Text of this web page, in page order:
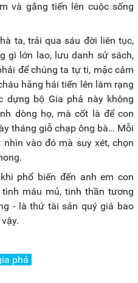
và gắng tiến lên cuộc sống
ta, trải qua sáu đời liên tục,
gì lớn lao, lưu danh sử sách,
để chúng ta tự ti, mặc cảm
hăng hái tiến lên làm rạng
dựng bộ Gia phả này không
dòng họ, mà cốt là để con
tháng giỗ chạp ông bà… Mỗi
vào đó mà suy xét, chọn
phổ biến đến anh em con
máu mủ, tinh thần tương
- là thứ tài sản quý giá bao
phả